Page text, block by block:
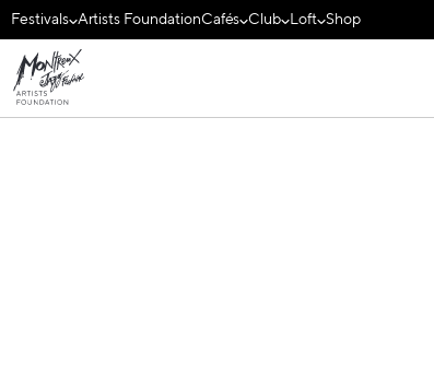
Festivals Artists FoundationCafés Club Loft Shop